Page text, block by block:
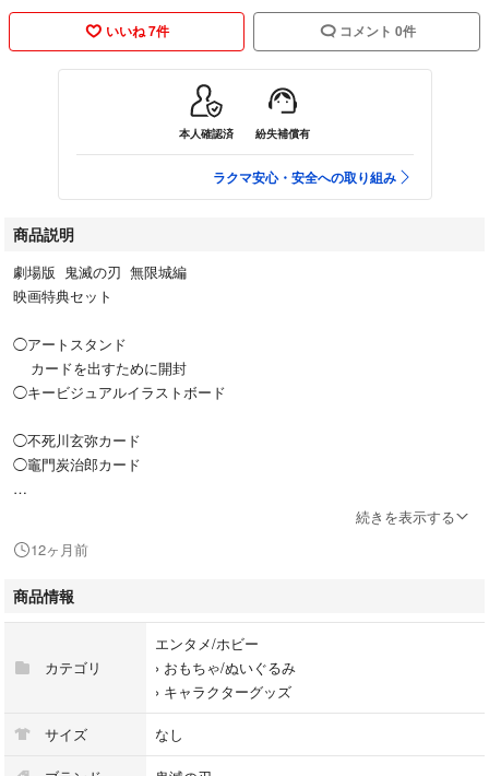
いいね 7件 コメント 0件
本人確認済 紛失補償有
ラクマ安心・安全への取り組み
商品説明
劇場版 鬼滅の刃 無限城編
映画特典セット
◯アートスタンド
カードを出すために開封
◯キービジュアルイラストボード
◯不死川玄弥カード
◯竈門炭治郎カード
◯楽天ブックスしおり
続きを表示する
12ヶ月前
商品情報
カテゴリ
エンタメ/ホビー
› おもちゃ/ぬいぐるみ
› キャラクターグッズ
サイズ なし